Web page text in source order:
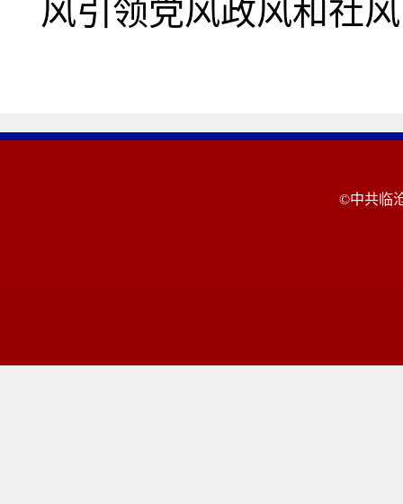
风引领党风政风和社
©中共临